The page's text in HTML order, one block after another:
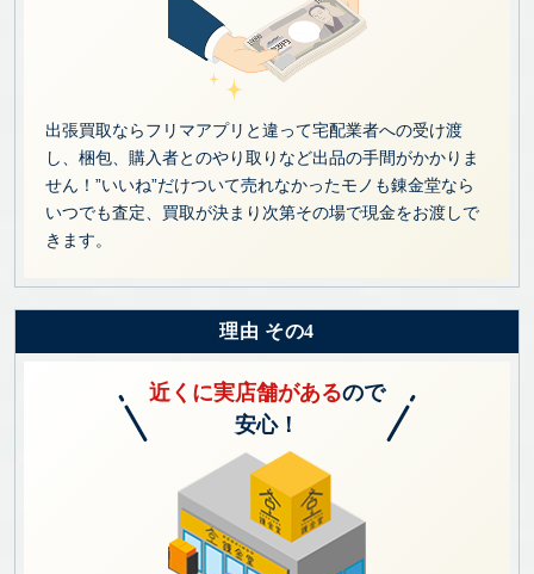
出張買取ならフリマアプリと違って宅配業者への受け渡
し、梱包、購入者とのやり取りなど出品の手間がかかりま
せん！”いいね”だけついて売れなかったモノも錬金堂なら
いつでも査定、買取が決まり次第その場で現金をお渡しで
きます。
理由 その4
近くに実店舗があるので
安心！